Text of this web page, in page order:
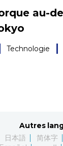
au-
Technologie
Autres
日本語 简体字